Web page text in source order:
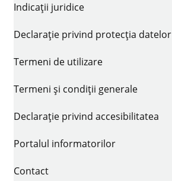
Indicaţii juridice
Declarație privind protecția datelor
Termeni de utilizare
Termeni și condiții generale
Declarație privind accesibilitatea
Portalul informatorilor
Contact